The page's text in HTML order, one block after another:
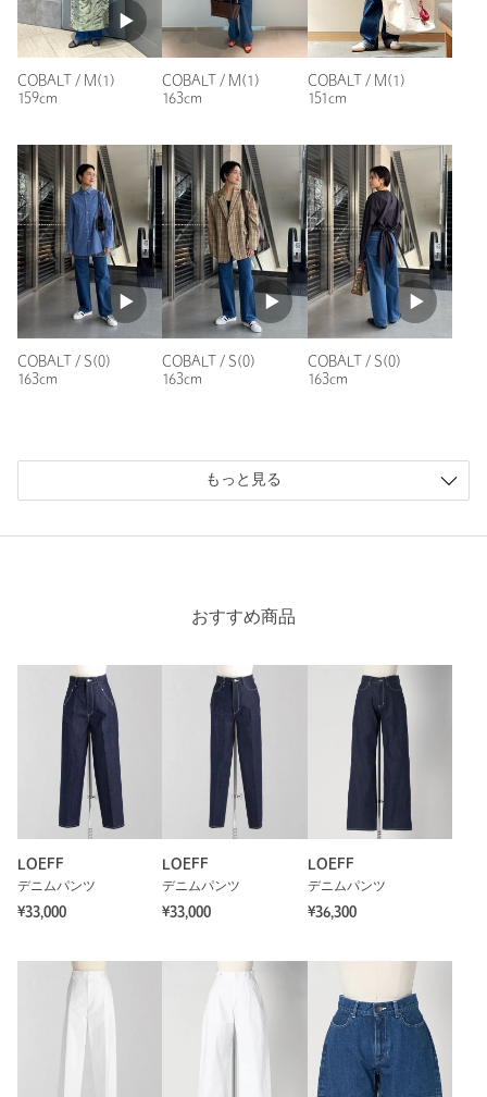
洗濯表示 手洗い可 洗濯表示について
原産国 日本製
商品番号 8814-6-000000
COBALT / M(1)
159cm
COBALT / M(1)
163cm
COBALT / M(1)
151cm
COBALT / S(0)
163cm
COBALT / S(0)
163cm
COBALT / S(0)
163cm
もっと見る
おすすめ商品
LOEFF
デニムパンツ
¥33,000
LOEFF
デニムパンツ
¥33,000
LOEFF
デニムパンツ
¥36,300